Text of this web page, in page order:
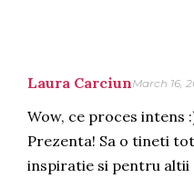
Laura CarciunMarch 16,
Wow, ce proces intens
Prezenta! Sa o tineti
inspiratie si pentru altii